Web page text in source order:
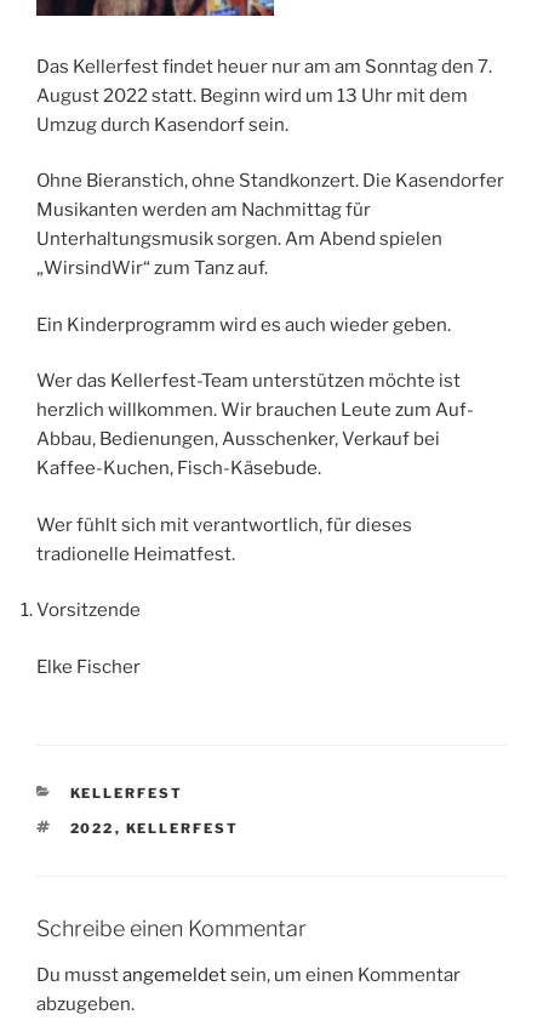
Das Kellerfest findet heuer nur am am Sonntag den 7.
August 2022 statt. Beginn wird um 13 Uhr mit dem
Umzug durch Kasendorf sein.
Ohne Bieranstich, ohne Standkonzert. Die Kasendorfer
Musikanten werden am Nachmittag für
Unterhaltungsmusik sorgen. Am Abend spielen
„WirsindWir“ zum Tanz auf.
Ein Kinderprogramm wird es auch wieder geben.
Wer das Kellerfest-Team unterstützen möchte ist
herzlich willkommen. Wir brauchen Leute zum Auf-
Abbau, Bedienungen, Ausschenker, Verkauf bei
Kaffee-Kuchen, Fisch-Käsebude.
Wer fühlt sich mit verantwortlich, für dieses
tradionelle Heimatfest.
Vorsitzende
Elke Fischer
KATEGORIEN
KELLERFEST
SCHLAGWÖRTER
2022 , KELLERFEST
Schreibe einen Kommentar
Du musstangemeldetsein, um einen Kommentar
abzugeben.